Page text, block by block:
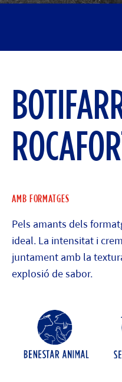
ROCAFORT
AMB FORMATGES
Pels amants dels
ideal. La intensitat i
juntament amb la
explosió de sabor.